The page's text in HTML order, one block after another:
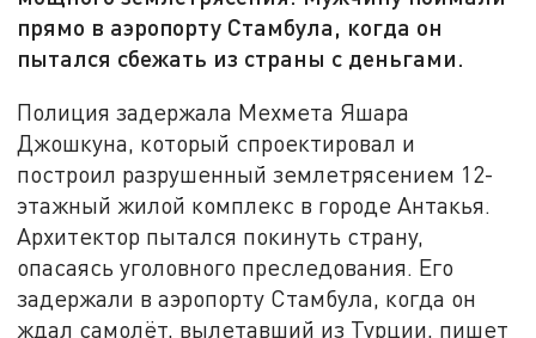
прямо в аэропорту Стамбула, когда он
пытался сбежать из страны с деньгами.
Полиция задержала Мехмета Яшара
Джошкуна, который спроектировал и
построил разрушенный землетрясением 12-
этажный жилой комплекс в городе Антакья.
Архитектор пытался покинуть страну,
опасаясь уголовного преследования. Его
задержали в аэропорту Стамбула, когда он
ждал самолёт, вылетавший из Турции, пишет